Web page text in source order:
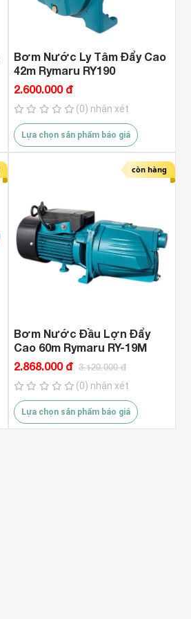
Bơm Nước Ly Tâm Đẩy Cao
42m Rymaru RY190
2.600.000 đ
(0) nhận xét
Lựa chọn sản phẩm báo giá
còn hàng
Bơm Nước Đầu Lợn Đẩy
Cao 60m Rymaru RY-19M
2.868.000 đ 3.120.000 đ
(0) nhận xét
Lựa chọn sản phẩm báo giá